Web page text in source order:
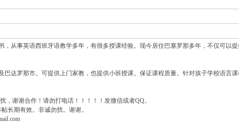
，从事英语西班牙语教学多年，有很多授课经验。现今居住巴塞罗那多年，不仅可以
巴达罗那市。可提供上门家教，也提供小班授课。保证课程质量。针对孩子学校语言
，谢谢合作！请勿打电话！！！！！发微信或者QQ。
长期有效。非诚勿扰。谢谢。